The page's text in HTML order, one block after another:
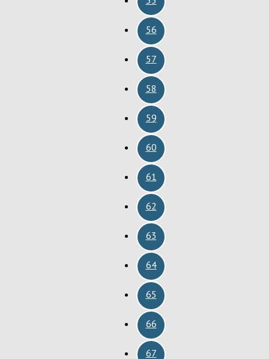
56
57
58
59
60
61
62
63
64
65
66
67